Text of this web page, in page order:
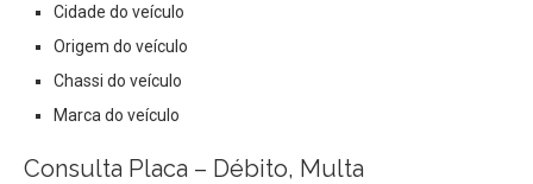
Cidade do veículo
Origem do veículo
Chassi do veículo
Marca do veículo
Consulta Placa – Débito, Multa